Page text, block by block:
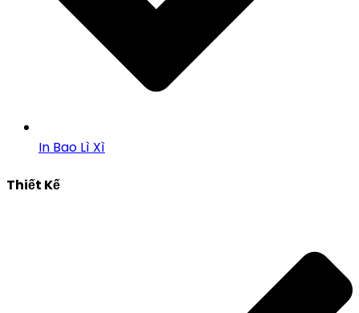
In Bao Lì Xì
Thiết Kế